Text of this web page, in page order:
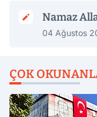
Namaz
04 Ağustos
ÇOK